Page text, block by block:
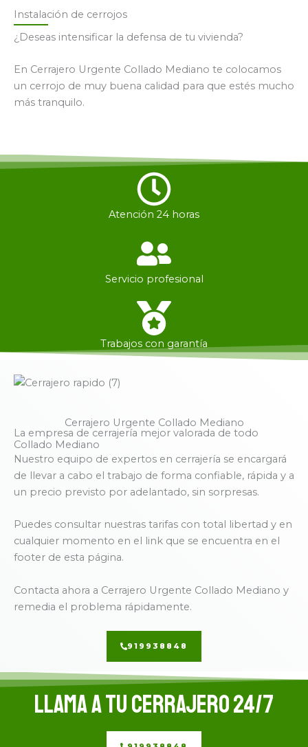
Instalación de cerrojos
¿Deseas intensificar la defensa de tu vivienda?
En Cerrajero Urgente Collado Mediano te colocamos
un cerrojo de muy buena calidad para que estés mucho
más tranquilo.
Atención 24 horas
Servicio profesional
Trabajos con garantía
Cerrajero Urgente Collado Mediano
La empresa de cerrajería mejor valorada de todo
Collado Mediano
Nuestro equipo de expertos en cerrajería se encargará
de llevar a cabo el trabajo de forma confiable, rápida y a
un precio previsto por adelantado, sin sorpresas.
Puedes consultar nuestras tarifas con total libertad y en
cualquier momento en el link que se encuentra en el
footer de esta página.
Contacta ahora a Cerrajero Urgente Collado Mediano y
remedia el problema rápidamente.
919938848
Llama a tu cerrajero 24/7